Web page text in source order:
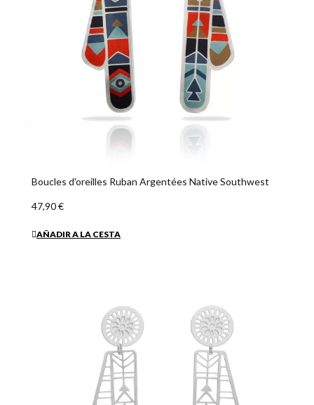
Boucles d'oreilles Ruban Argentées Native Southwest
47,90 €
AÑADIR A LA CESTA